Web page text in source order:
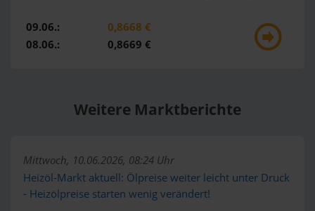
09.06.:
0,8668 €
08.06.:
0,8669 €
Weitere Marktberichte
Mittwoch, 10.06.2026, 08:24 Uhr
Heizöl-Markt aktuell: Ölpreise weiter leicht unter Druck
- Heizölpreise starten wenig verändert!